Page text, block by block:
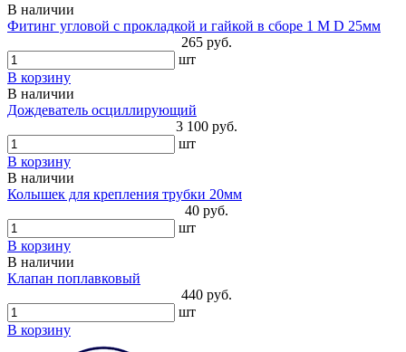
В наличии
Фитинг угловой с прокладкой и гайкой в сборе 1 М D 25мм
265 руб.
шт
В корзину
В наличии
Дождеватель осциллирующий
3 100 руб.
шт
В корзину
В наличии
Колышек для крепления трубки 20мм
40 руб.
шт
В корзину
В наличии
Клапан поплавковый
440 руб.
шт
В корзину